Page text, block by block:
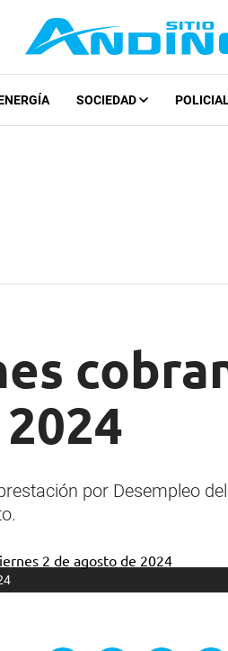
SOCIEDAD
por Desempleo